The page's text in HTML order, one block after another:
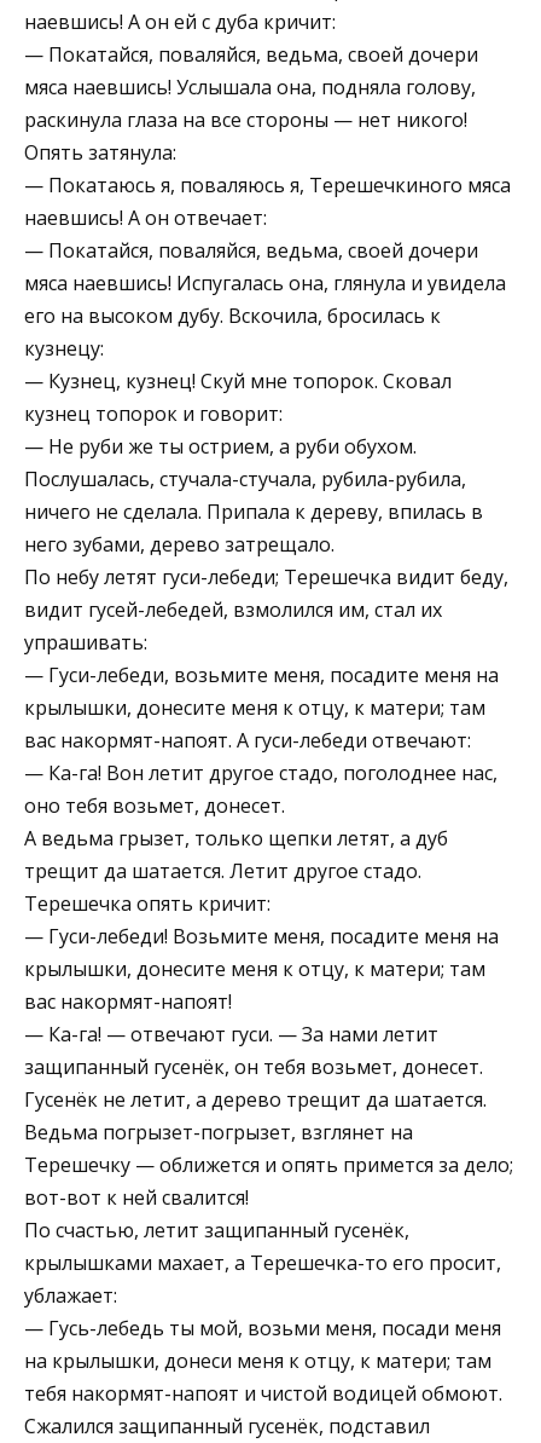
наевшись! А он ей с дуба кричит:
— Покатайся, поваляйся, ведьма, своей дочери
мяса наевшись! Услышала она, подняла голову,
раскинула глаза на все стороны — нет никого!
Опять затянула:
— Покатаюсь я, поваляюсь я, Терешечкиного мяса
наевшись! А он отвечает:
— Покатайся, поваляйся, ведьма, своей дочери
мяса наевшись! Испугалась она, глянула и увидела
его на высоком дубу. Вскочила, бросилась к
кузнецу:
— Кузнец, кузнец! Скуй мне топорок. Сковал
кузнец топорок и говорит:
— Не руби же ты острием, а руби обухом.
Послушалась, стучала-стучала, рубила-рубила,
ничего не сделала. Припала к дереву, впилась в
него зубами, дерево затрещало.
По небу летят гуси-лебеди; Терешечка видит беду,
видит гусей-лебедей, взмолился им, стал их
упрашивать:
— Гуси-лебеди, возьмите меня, посадите меня на
крылышки, донесите меня к отцу, к матери; там
вас накормят-напоят. А гуси-лебеди отвечают:
— Ка-га! Вон летит другое стадо, поголоднее нас,
оно тебя возьмет, донесет.
А ведьма грызет, только щепки летят, а дуб
трещит да шатается. Летит другое стадо.
Терешечка опять кричит:
— Гуси-лебеди! Возьмите меня, посадите меня на
крылышки, донесите меня к отцу, к матери; там
вас накормят-напоят!
— Ка-га! — отвечают гуси. — За нами летит
защипанный гусенёк, он тебя возьмет, донесет.
Гусенёк не летит, а дерево трещит да шатается.
Ведьма погрызет-погрызет, взглянет на
Терешечку — оближется и опять примется за дело;
вот-вот к ней свалится!
По счастью, летит защипанный гусенёк,
крылышками махает, а Терешечка-то его просит,
ублажает:
— Гусь-лебедь ты мой, возьми меня, посади меня
на крылышки, донеси меня к отцу, к матери; там
тебя накормят-напоят и чистой водицей обмоют.
Сжалился защипанный гусенёк, подставил